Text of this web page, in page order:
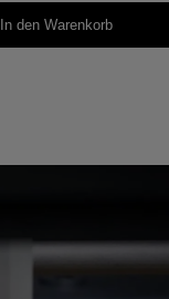
In den Warenkorb